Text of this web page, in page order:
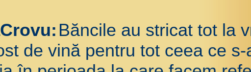
Băncile au stricat tot la
de vină pentru tot ceea ce s-